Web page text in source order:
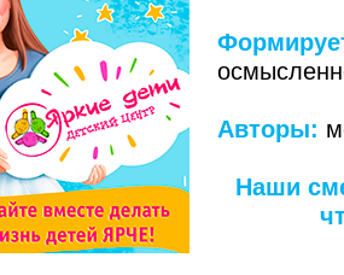
Авторы:
Наши